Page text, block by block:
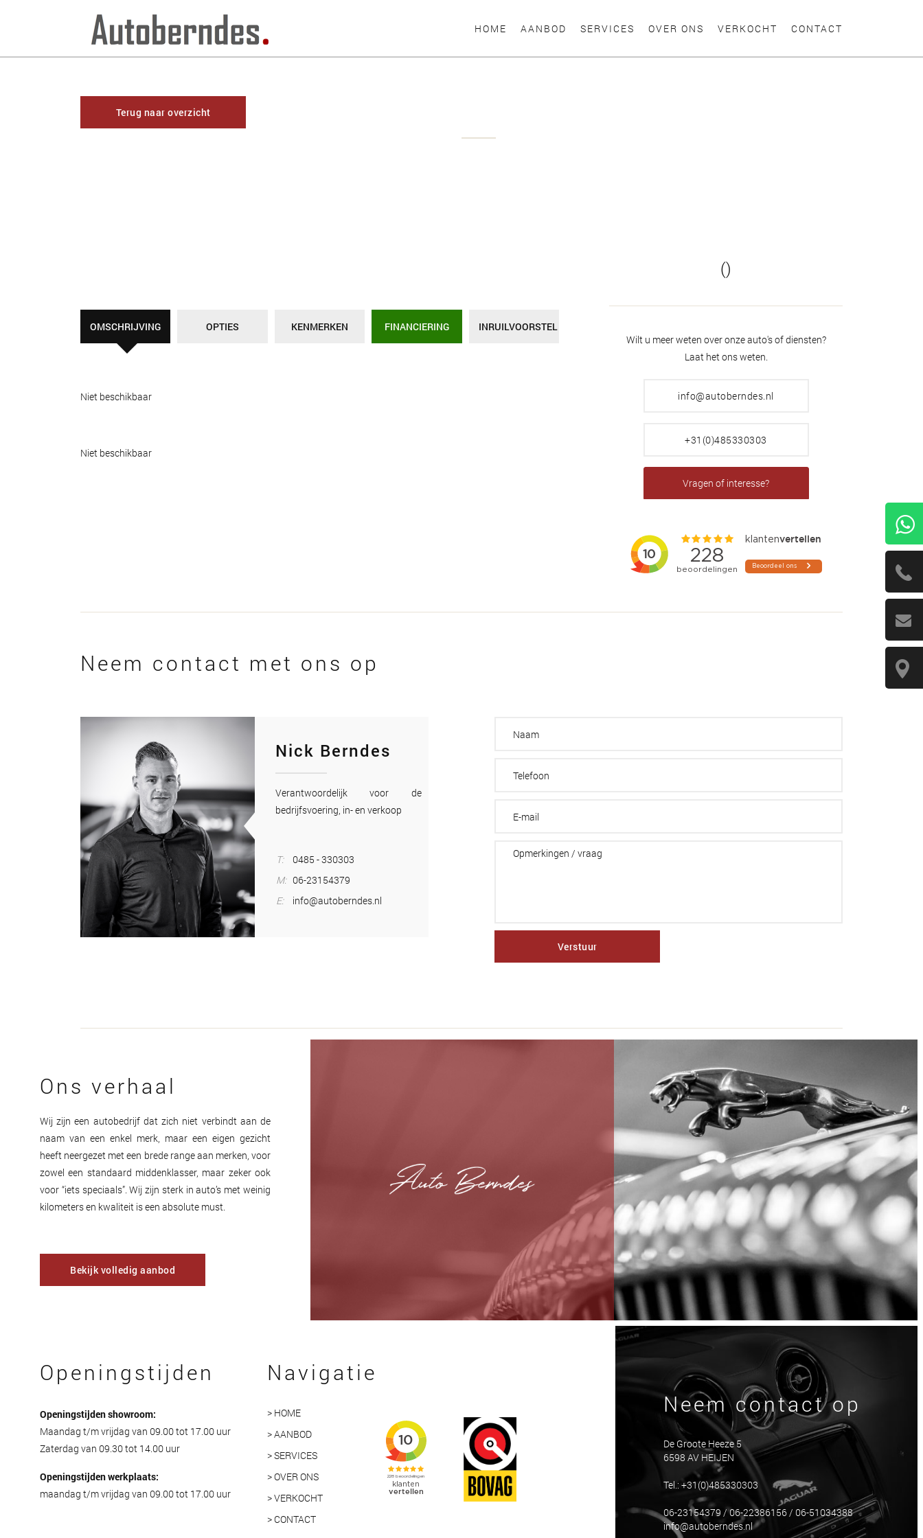
HOME AANBOD SERVICES OVER ONS VERKOCHT CONTACT
Terug naar overzicht
OMSCHRIJVING OPTIES KENMERKEN FINANCIERING INRUILVOORSTEL
Niet beschikbaar
Niet beschikbaar
()
Wilt u meer weten over onze auto's of diensten?
Laat het ons weten.
info@autoberndes.nl
+31(0)485330303
Vragen of interesse?
Neem contact met ons op
Nick Berndes
Verantwoordelijk voor de
bedrijfsvoering, in- en verkoop
T:
0485 - 330303
M: 06-23154379
E:
info@autoberndes.nl
Verstuur
Ons verhaal
Wij zijn een autobedrijf dat zich niet verbindt aan de
naam van een enkel merk, maar een eigen gezicht
heeft neergezet met een brede range aan merken, voor
zowel een standaard middenklasser, maar zeker ook
voor “iets speciaals”. Wij zijn sterk in auto’s met weinig
kilometers en kwaliteit is een absolute must.
Bekijk volledig aanbod
Openingstijden
Openingstijden showroom:
Maandag t/m vrijdag van 09.00 tot 17.00 uur
Zaterdag van 09.30 tot 14.00 uur
Openingstijden werkplaats:
maandag t/m vrijdag van 09.00 tot 17.00 uur
Navigatie
> HOME
> AANBOD
> SERVICES
> OVER ONS
> VERKOCHT
> CONTACT
Neem contact op
De Groote Heeze 5
6598 AV HEIJEN
Tel.: +31(0)485330303
06-23154379 / 06-22386156 / 06-51034388
info@autoberndes.nl